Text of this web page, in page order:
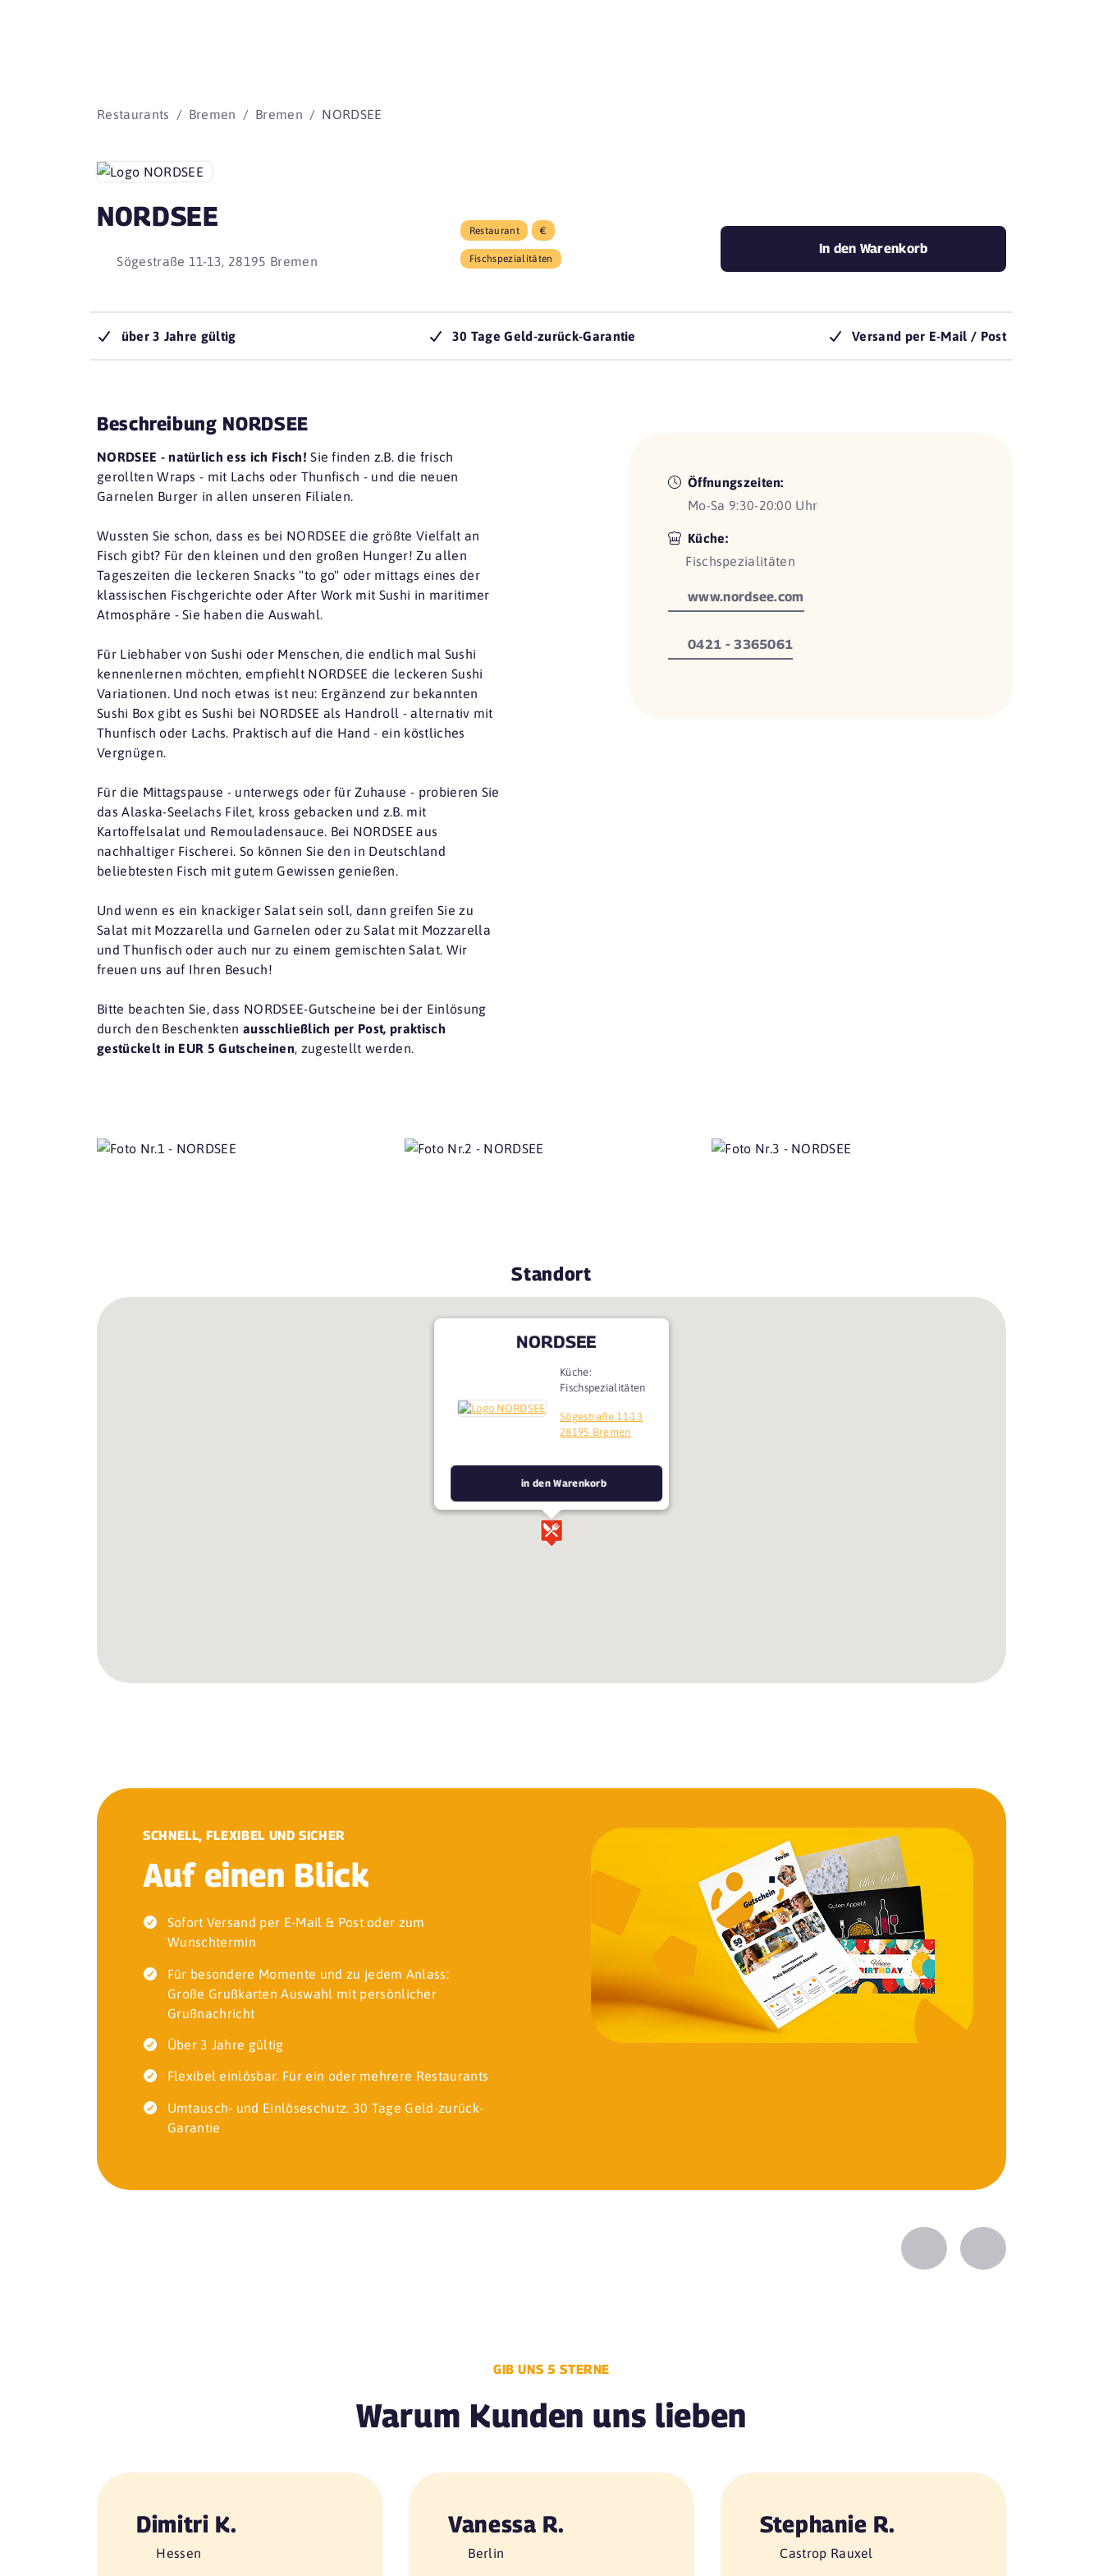
Restaurants Bremen Bremen NORDSEE
NORDSEE
Sögestraße 11-13, 28195 Bremen
Restaurant €
Fischspezialitäten
In den Warenkorb
über 3 Jahre gültig 30 Tage Geld-zurück-Garantie Versand per E-Mail / Post
Beschreibung NORDSEE
NORDSEE - natürlich ess ich Fisch! Sie finden z.B. die frisch
gerollten Wraps - mit Lachs oder Thunfisch - und die neuen
Garnelen Burger in allen unseren Filialen.
Wussten Sie schon, dass es bei NORDSEE die größte Vielfalt an
Fisch gibt? Für den kleinen und den großen Hunger! Zu allen
Tageszeiten die leckeren Snacks "to go" oder mittags eines der
klassischen Fischgerichte oder After Work mit Sushi in maritimer
Atmosphäre - Sie haben die Auswahl.
Für Liebhaber von Sushi oder Menschen, die endlich mal Sushi
kennenlernen möchten, empfiehlt NORDSEE die leckeren Sushi
Variationen. Und noch etwas ist neu: Ergänzend zur bekannten
Sushi Box gibt es Sushi bei NORDSEE als Handroll - alternativ mit
Thunfisch oder Lachs. Praktisch auf die Hand - ein köstliches
Vergnügen.
Für die Mittagspause - unterwegs oder für Zuhause - probieren Sie
das Alaska-Seelachs Filet, kross gebacken und z.B. mit
Kartoffelsalat und Remouladensauce. Bei NORDSEE aus
nachhaltiger Fischerei. So können Sie den in Deutschland
beliebtesten Fisch mit gutem Gewissen genießen.
Und wenn es ein knackiger Salat sein soll, dann greifen Sie zu
Salat mit Mozzarella und Garnelen oder zu Salat mit Mozzarella
und Thunfisch oder auch nur zu einem gemischten Salat. Wir
freuen uns auf Ihren Besuch!
Bitte beachten Sie, dass NORDSEE-Gutscheine bei der Einlösung
durch den Beschenktenausschließlich per Post, praktisch
gestückelt in EUR 5 Gutscheinen, zugestellt werden.
Öffnungszeiten:
Mo-Sa 9:30-20:00 Uhr
Küche:
Fischspezialitäten
www.nordsee.com
0421 - 3365061
Standort
NORDSEE
Küche:
Fischspezialitäten
Sögestraße 11-13
28195 Bremen
in den Warenkorb
SCHNELL, FLEXIBEL UND SICHER
Auf einen Blick
Sofort Versand per E-Mail & Post oder zum
Wunschtermin
Für besondere Momente und zu jedem Anlass:
Große Grußkarten Auswahl mit persönlicher
Grußnachricht
Über 3 Jahre gültig
Flexibel einlösbar. Für ein oder mehrere Restaurants
Umtausch- und Einlöseschutz. 30 Tage Geld-zurück-
Garantie
Zurück Vorwärts
GIB UNS 5 STERNE
Warum Kunden uns lieben
Dimitri K.
Hessen
Vanessa R.
Berlin
Stephanie R.
Castrop Rauxel